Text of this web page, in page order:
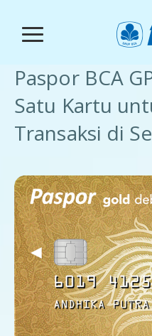
Toggle
Paspor BCA
Satu Kartu
Transaksi di